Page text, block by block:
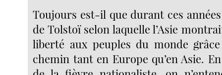
Toujours est-il que durant ces années
de Tolstoï selon laquelle l’Asie
liberté aux peuples du monde
chemin tant en Europe qu’en Asie.